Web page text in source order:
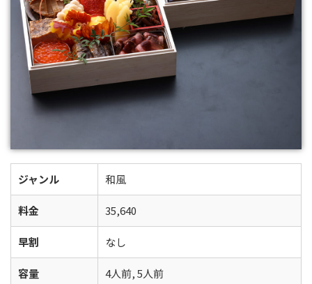
ジャンル 和風
料金 35,640
早割 なし
容量 4人前, 5人前